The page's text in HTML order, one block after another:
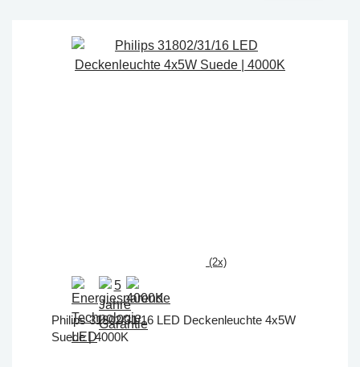
(2x)
Philips 31802/31/16 LED Deckenleuchte 4x5W
Suede | 4000K